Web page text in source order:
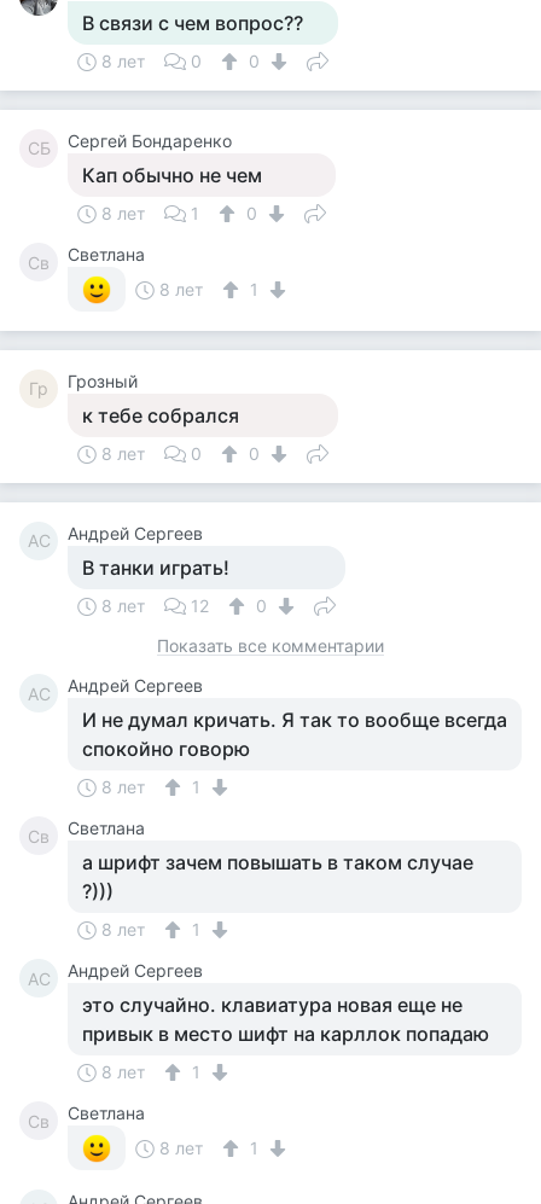
В связи с чем вопрос??
8 лет 0 0
СБ Сергей Бондаренко
Кап обычно не чем
8 лет 1 0
Св
Светлана
8 лет
1
Гр Грозный
к тебе собрался
8 лет 0 0
АС Андрей Сергеев
В танки играть!
8 лет 12
0
Показать все комментарии
АС Андрей Сергеев
И не думал кричать. Я так то вообще всегда
спокойно говорю
8 лет 1
Св Светлана
а шрифт зачем повышать в таком случае
?)))
8 лет 1
АС Андрей Сергеев
это случайно. клавиатура новая еще не
привык в место шифт на карллок попадаю
8 лет 1
Св
Светлана
8 лет
1